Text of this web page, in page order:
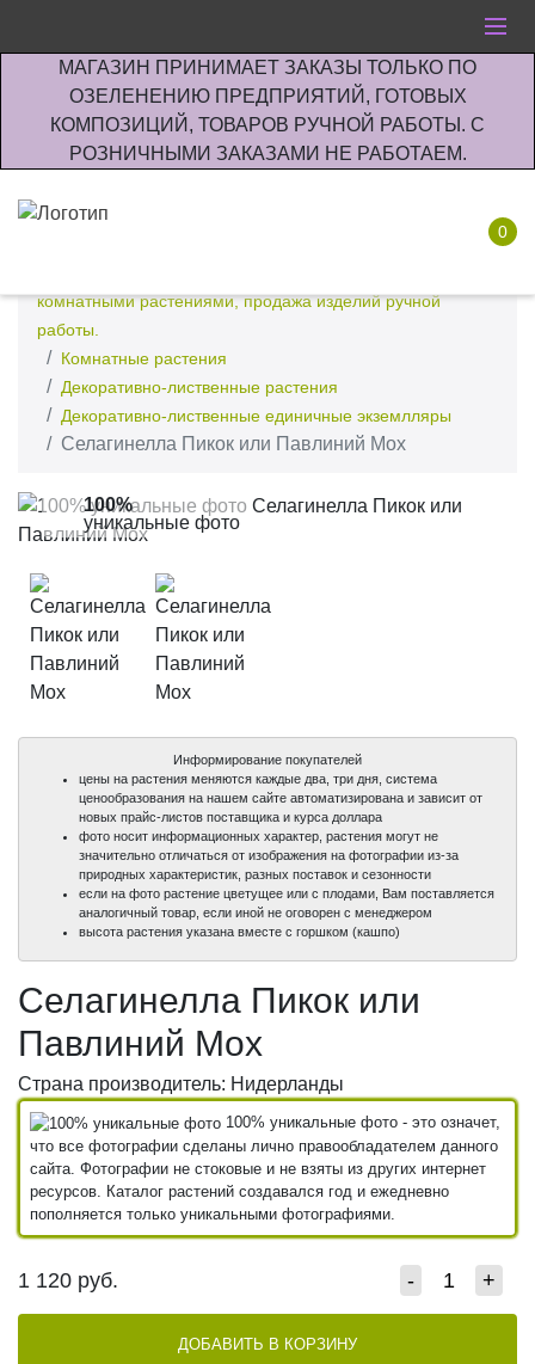
МАГАЗИН ПРИНИМАЕТ ЗАКАЗЫ ТОЛЬКО ПО
ОЗЕЛЕНЕНИЮ ПРЕДПРИЯТИЙ, ГОТОВЫХ
КОМПОЗИЦИЙ, ТОВАРОВ РУЧНОЙ РАБОТЫ. С
РОЗНИЧНЫМИ ЗАКАЗАМИ НЕ РАБОТАЕМ.
0
комнатными растениями, продажа изделий ручной
работы.
Комнатные растения
Декоративно-лиственные растения
Декоративно-лиственные единичные экземлляры
Селагинелла Пикок или Павлиний Мох
100%
уникальные фото
Информирование покупателей
цены на растения меняются каждые два, три дня, система
ценообразования на нашем сайте автоматизирована и зависит от
новых прайс-листов поставщика и курса доллара
фото носит информационных характер, растения могут не
значительно отличаться от изображения на фотографии из-за
природных характеристик, разных поставок и сезонности
если на фото растение цветущее или с плодами, Вам поставляется
аналогичный товар, если иной не оговорен с менеджером
высота растения указана вместе с горшком (кашпо)
Селагинелла Пикок или
Павлиний Мох
Страна производитель: Нидерланды
100% уникальные фото - это означет,
что все фотографии сделаны лично правообладателем данного
сайта. Фотографии не стоковые и не взяты из других интернет
ресурсов. Каталог растений создавался год и ежедневно
пополняется только уникальными фотографиями.
1 120 руб. - +
ДОБАВИТЬ В КОРЗИНУ